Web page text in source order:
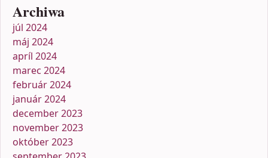
Archiwa
júl 2024
máj 2024
apríl 2024
marec 2024
február 2024
január 2024
december 2023
november 2023
október 2023